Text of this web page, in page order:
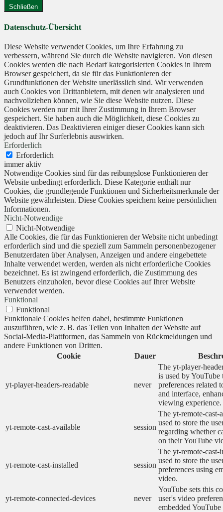
Schließen
Datenschutz-Übersicht
Diese Website verwendet Cookies, um Ihre Erfahrung zu
verbessern, während Sie durch die Website navigieren. Von diesen
Cookies werden die nach Bedarf kategorisierten Cookies in Ihrem
Browser gespeichert, da sie für das Funktionieren der
Grundfunktionen der Website unerlässlich sind. Wir verwenden
auch Cookies von Drittanbietern, mit denen wir analysieren und
nachvollziehen können, wie Sie diese Website nutzen. Diese
Cookies werden nur mit Ihrer Zustimmung in Ihrem Browser
gespeichert. Sie haben auch die Möglichkeit, diese Cookies zu
deaktivieren. Das Deaktivieren einiger dieser Cookies kann sich
jedoch auf Ihr Surferlebnis auswirken.
Erforderlich
Erforderlich
immer aktiv
Notwendige Cookies sind für das reibungslose Funktionieren der
Website unbedingt erforderlich. Diese Kategorie enthält nur
Cookies, die grundlegende Funktionen und Sicherheitsmerkmale der
Website gewährleisten. Diese Cookies speichern keine persönlichen
Informationen.
Nicht-Notwendige
Nicht-Notwendige
Alle Cookies, die für das Funktionieren der Website nicht unbedingt
erforderlich sind und die speziell zum Sammeln personenbezogener
Benutzerdaten über Analysen, Anzeigen und andere eingebettete
Inhalte verwendet werden, werden als nicht erforderliche Cookies
bezeichnet. Es ist zwingend erforderlich, die Zustimmung des
Benutzers einzuholen, bevor diese Cookies auf Ihrer Website
verwendet werden.
Funktional
Funktional
Funktionale Cookies helfen dabei, bestimmte Funktionen
auszuführen, wie z. B. das Teilen von Inhalten der Website auf
Social-Media-Plattformen, das Sammeln von Rückmeldungen und
andere Funktionen von Dritten.
Cookie
Dauer
yt-player-headers-readable never
The yt-player-
is used by YouTube
preferences related
and interface,
viewing experience.
yt-remote-cast-available session
The yt-remote-cast-
used to store the
regarding whether
on their YouTube
yt-remote-cast-installed session
The yt-remote-cast-
used to store the
preferences using
video.
yt-remote-connected-devices never
YouTube sets this
user's video
embedded